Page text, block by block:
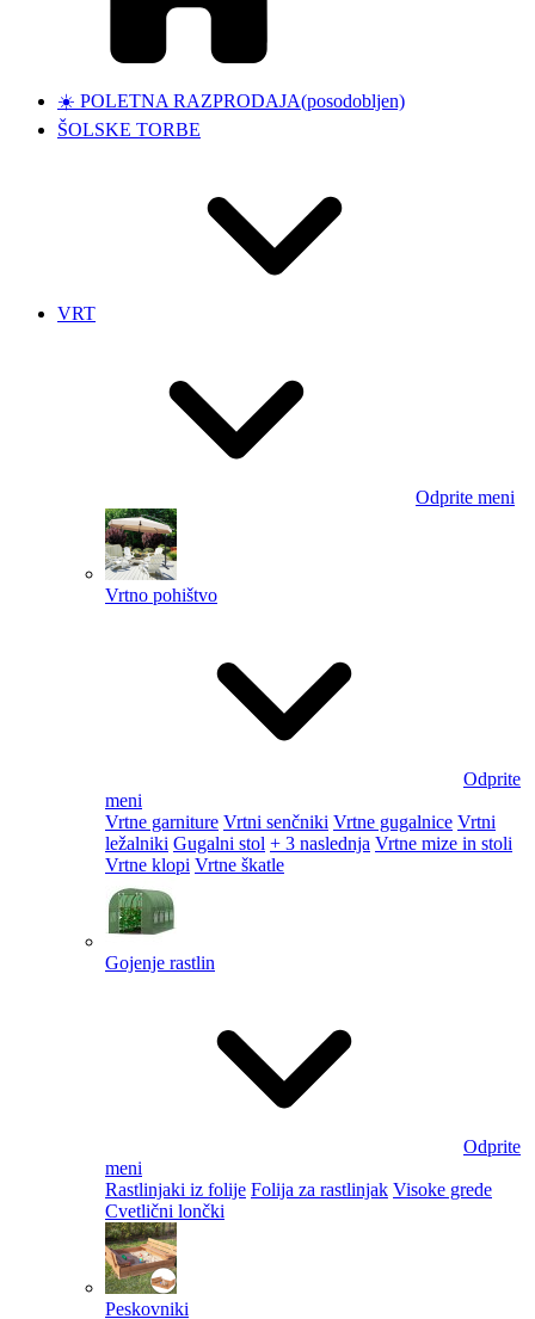
☀️ POLETNA RAZPRODAJA(posodobljen)
ŠOLSKE TORBE
VRT
Odprite meni
Vrtno pohištvo
Odprite
meni
Vrtne garniture Vrtni senčniki Vrtne gugalnice Vrtni
ležalniki Gugalni stol + 3 naslednja Vrtne mize in stoli
Vrtne klopi Vrtne škatle
Gojenje rastlin
Odprite
meni
Rastlinjaki iz folije Folija za rastlinjak Visoke grede
Cvetlični lončki
Peskovniki